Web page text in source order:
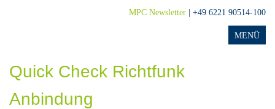
MPC Newsletter | +49 6221 90514-100
Quick Check Richtfunk
Anbindung